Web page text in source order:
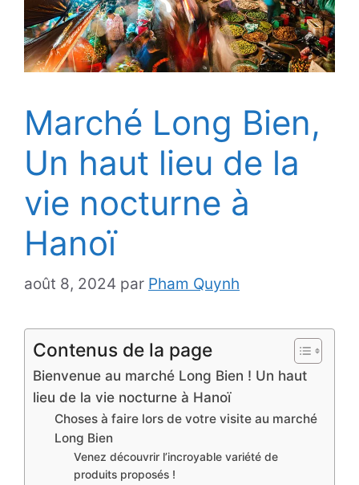
Marché Long Bien,
Un haut lieu de la
vie nocturne à
Hanoï
août 8, 2024 par Pham Quynh
Contenus de la page
Bienvenue au marché Long Bien ! Un haut
lieu de la vie nocturne à Hanoï
Choses à faire lors de votre visite au marché
Long Bien
Venez découvrir l’incroyable variété de
produits proposés !